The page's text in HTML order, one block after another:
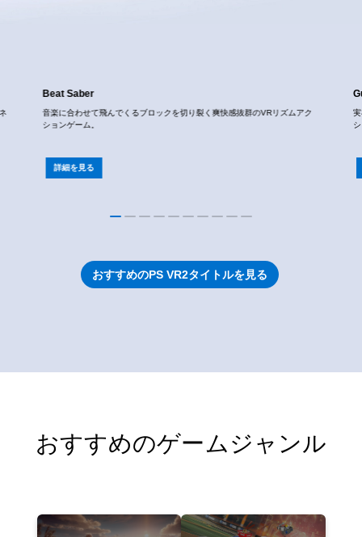
Beat Saber
音楽に合わせて飛んでくるブロックを切り裂く爽快感抜群のVRリズムアク
ションゲーム。
詳細を見る
おすすめのPS VR2タイトルを見る
おすすめのゲームジャンル